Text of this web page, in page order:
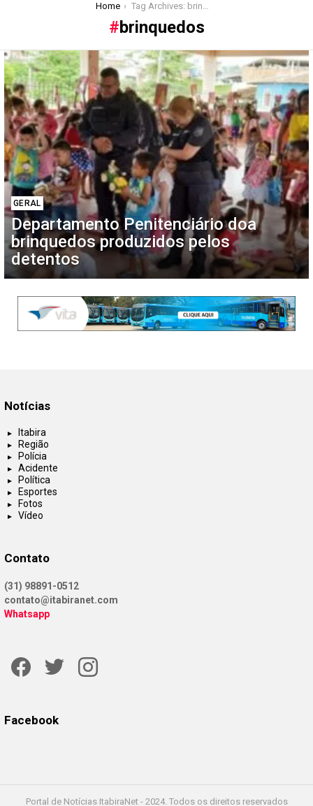
Home Tag Archives: brinquedos
brinquedos
Latest
stories
GERAL
Departamento Penitenciário doa
brinquedos produzidos pelos
detentos
Notícias
Itabira
Região
Polícia
Acidente
Política
Esportes
Fotos
Vídeo
Contato
(31) 98891-0512
contato@itabiranet.com
Whatsapp
Facebook
Portal de Notícias ItabiraNet - 2024. Todos os direitos reservados